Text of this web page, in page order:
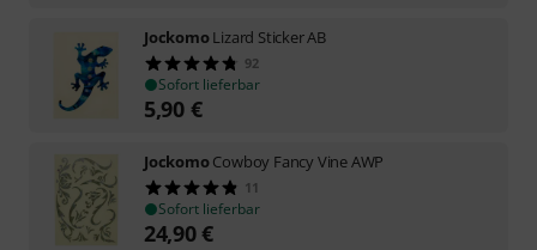
JockomoLizard Sticker AB
92
Sofort lieferbar
5,90 €
JockomoCowboy Fancy Vine AWP
11
Sofort lieferbar
24,90€